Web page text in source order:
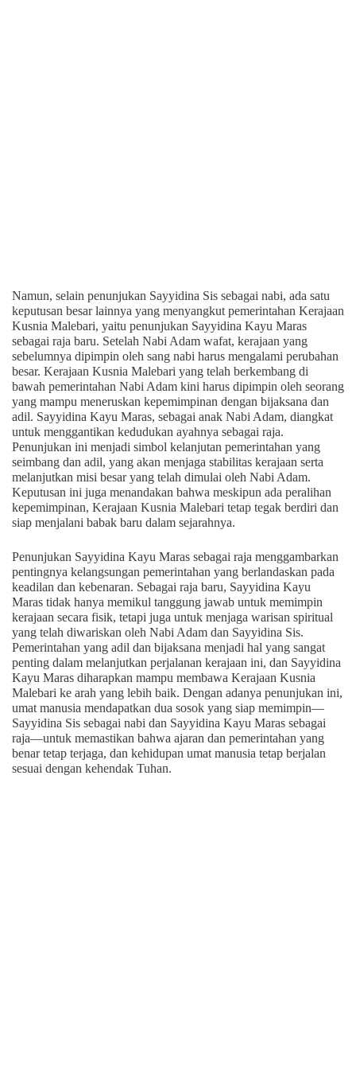
Namun, selain penunjukan Sayyidina Sis sebagai nabi, ada satu
keputusan besar lainnya yang menyangkut pemerintahan Kerajaan
Kusnia Malebari, yaitu penunjukan Sayyidina Kayu Maras
sebagai raja baru. Setelah Nabi Adam wafat, kerajaan yang
sebelumnya dipimpin oleh sang nabi harus mengalami perubahan
besar. Kerajaan Kusnia Malebari yang telah berkembang di
bawah pemerintahan Nabi Adam kini harus dipimpin oleh seorang
yang mampu meneruskan kepemimpinan dengan bijaksana dan
adil. Sayyidina Kayu Maras, sebagai anak Nabi Adam, diangkat
untuk menggantikan kedudukan ayahnya sebagai raja.
Penunjukan ini menjadi simbol kelanjutan pemerintahan yang
seimbang dan adil, yang akan menjaga stabilitas kerajaan serta
melanjutkan misi besar yang telah dimulai oleh Nabi Adam.
Keputusan ini juga menandakan bahwa meskipun ada peralihan
kepemimpinan, Kerajaan Kusnia Malebari tetap tegak berdiri dan
siap menjalani babak baru dalam sejarahnya.
Penunjukan Sayyidina Kayu Maras sebagai raja menggambarkan
pentingnya kelangsungan pemerintahan yang berlandaskan pada
keadilan dan kebenaran. Sebagai raja baru, Sayyidina Kayu
Maras tidak hanya memikul tanggung jawab untuk memimpin
kerajaan secara fisik, tetapi juga untuk menjaga warisan spiritual
yang telah diwariskan oleh Nabi Adam dan Sayyidina Sis.
Pemerintahan yang adil dan bijaksana menjadi hal yang sangat
penting dalam melanjutkan perjalanan kerajaan ini, dan Sayyidina
Kayu Maras diharapkan mampu membawa Kerajaan Kusnia
Malebari ke arah yang lebih baik. Dengan adanya penunjukan ini,
umat manusia mendapatkan dua sosok yang siap memimpin—
Sayyidina Sis sebagai nabi dan Sayyidina Kayu Maras sebagai
raja—untuk memastikan bahwa ajaran dan pemerintahan yang
benar tetap terjaga, dan kehidupan umat manusia tetap berjalan
sesuai dengan kehendak Tuhan.